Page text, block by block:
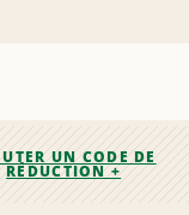
UN CODE DE
RÉDUCTION +